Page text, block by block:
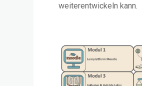
weiterentwickeln kann.